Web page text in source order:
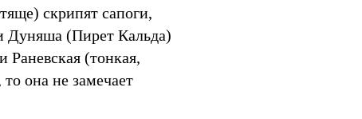
скрипят сапоги,
Дуняша (Пирет Кальда)
Раневская (тонкая,
она не замечает